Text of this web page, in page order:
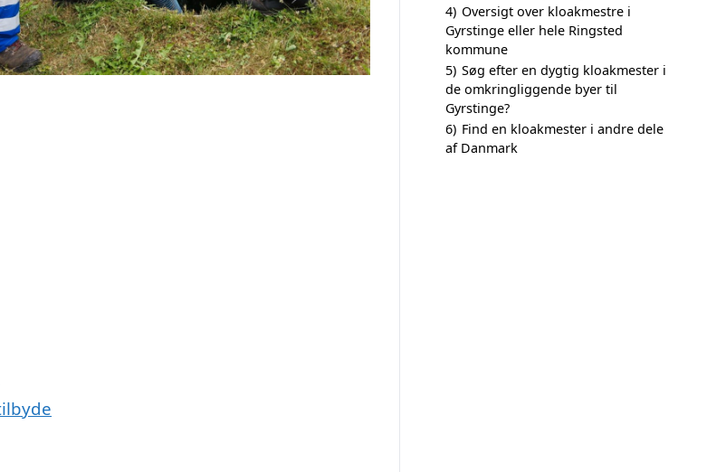
4) Oversigt over kloakmestre i
Gyrstinge eller hele Ringsted
kommune
5) Søg efter en dygtig kloakmester i
de omkringliggende byer til
Gyrstinge?
6) Find en kloakmester i andre dele
af Danmark